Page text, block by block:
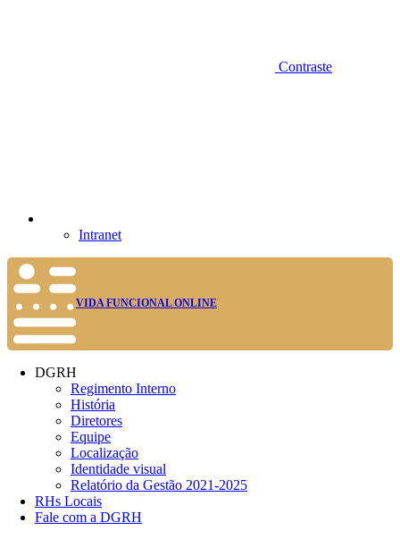
Contraste
Intranet
VIDA FUNCIONAL ONLINE
DGRH
Regimento Interno
História
Diretores
Equipe
Localização
Identidade visual
Relatório da Gestão 2021-2025
RHs Locais
Fale com a DGRH